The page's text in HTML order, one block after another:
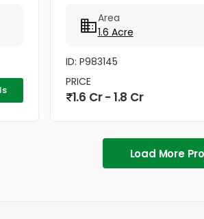
ഉൾപ്പെടെയുള്ള സ്ഥലം...
Area
1.6 Acre
ID: P983145
PRICE
1.6 Cr - 1.8 Cr
Load More